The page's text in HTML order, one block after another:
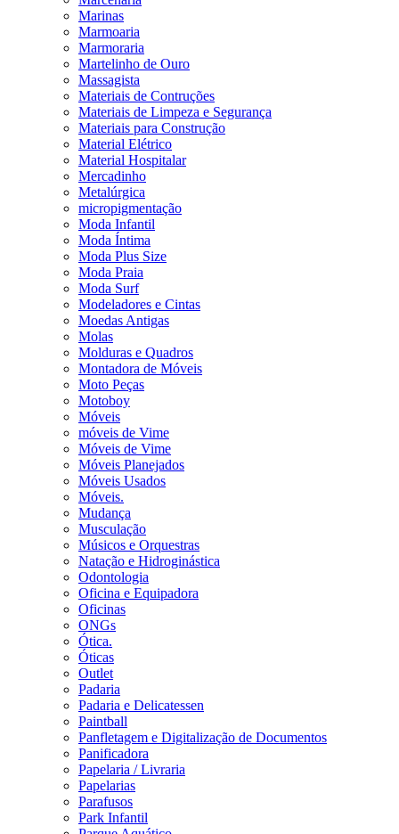
Marinas
Marmoaria
Marmoraria
Martelinho de Ouro
Massagista
Materiais de Contruções
Materiais de Limpeza e Segurança
Materiais para Construção
Material Elétrico
Material Hospitalar
Mercadinho
Metalúrgica
micropigmentação
Moda Infantil
Moda Íntima
Moda Plus Size
Moda Praia
Moda Surf
Modeladores e Cintas
Moedas Antigas
Molas
Molduras e Quadros
Montadora de Móveis
Moto Peças
Motoboy
Móveis
móveis de Vime
Móveis de Vime
Móveis Planejados
Móveis Usados
Móveis.
Mudança
Musculação
Músicos e Orquestras
Natação e Hidroginástica
Odontologia
Oficina e Equipadora
Oficinas
ONGs
Ótica.
Óticas
Outlet
Padaria
Padaria e Delicatessen
Paintball
Panfletagem e Digitalização de Documentos
Panificadora
Papelaria / Livraria
Papelarias
Parafusos
Park Infantil